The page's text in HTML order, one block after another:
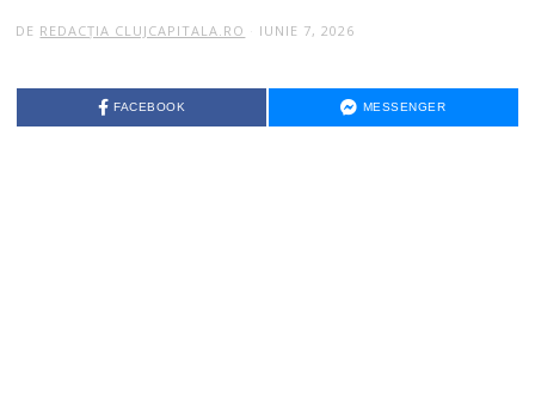
DE REDACȚIA CLUJCAPITALA.RO IUNIE 7, 2026
I
E
FACEBOOK MESSENGER